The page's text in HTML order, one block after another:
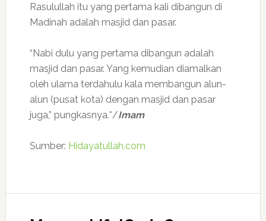
Rasulullah itu yang pertama kali dibangun di
Madinah adalah masjid dan pasar.
“Nabi dulu yang pertama dibangun adalah
masjid dan pasar. Yang kemudian diamalkan
oleh ulama terdahulu kala membangun alun-
alun (pusat kota) dengan masjid dan pasar
juga,” pungkasnya.*/Imam
Sumber: Hidayatullah.com